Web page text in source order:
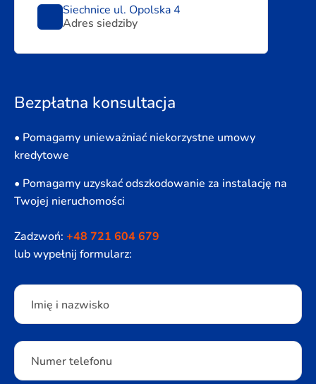
Siechnice ul. Opolska 4
Adres siedziby
Bezpłatna konsultacja
• Pomagamy unieważniać niekorzystne umowy
kredytowe
• Pomagamy uzyskać odszkodowanie za instalację na
Twojej nieruchomości
Zadzwoń: +48 721 604 679
lub wypełnij formularz:
Please leave this field empty.
Imię i nazwisko
Numer telefonu